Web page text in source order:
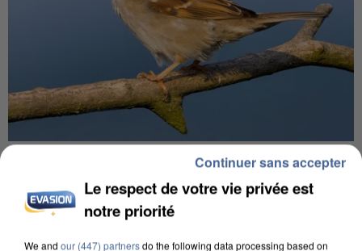
APRÈS TOUTES CES CANICULES, LES REFUGES
Le respect de votre vie privée est
notre priorité
We and our (447) partnersdo the following data processing based on
Continuer sans accepter